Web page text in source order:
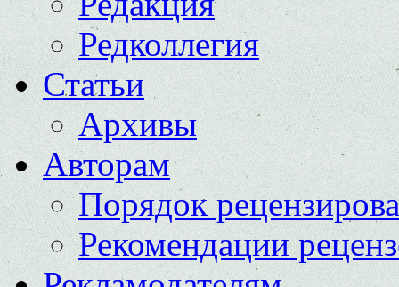
Редколлегия
Статьи
Архивы
Авторам
Порядок
Рекомендации